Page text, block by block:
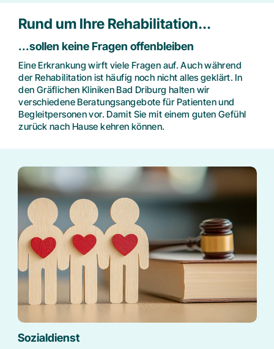
Freizeitangebote
Wunsch- und Wahlrecht
Rund um Ihre Rehabilitation...
...sollen keine Fragen offenbleiben
Eine Erkrankung wirft viele Fragen auf. Auch während
der Rehabilitation ist häufig noch nicht alles geklärt. In
den Gräflichen Kliniken Bad Driburg halten wir
verschiedene Beratungsangebote für Patienten und
Begleitpersonen vor. Damit Sie mit einem guten Gefühl
zurück nach Hause kehren können.
Sozialdienst